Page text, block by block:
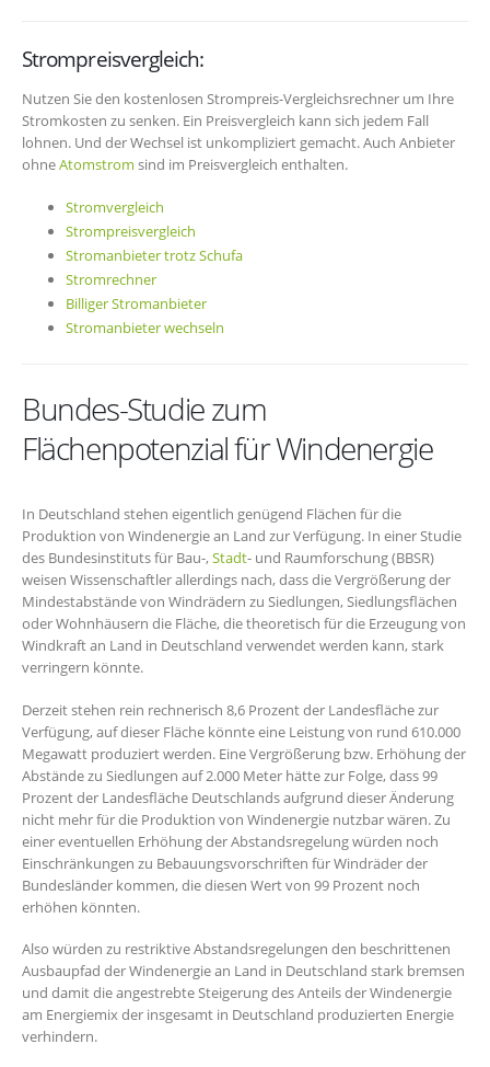
Strompreisvergleich:
Nutzen Sie den kostenlosen Strompreis-Vergleichsrechner um Ihre
Stromkosten zu senken. Ein Preisvergleich kann sich jedem Fall
lohnen. Und der Wechsel ist unkompliziert gemacht. Auch Anbieter
ohneAtomstrom sind im Preisvergleich enthalten.
Stromvergleich
Strompreisvergleich
Stromanbieter trotz Schufa
Stromrechner
Billiger Stromanbieter
Stromanbieter wechseln
Bundes-Studie zum
Flächenpotenzial für Windenergie
In Deutschland stehen eigentlich genügend Flächen für die
Produktion von Windenergie an Land zur Verfügung. In einer Studie
des Bundesinstituts für Bau-,Stadt- und Raumforschung (BBSR)
weisen Wissenschaftler allerdings nach, dass die Vergrößerung der
Mindestabstände von Windrädern zu Siedlungen, Siedlungsflächen
oder Wohnhäusern die Fläche, die theoretisch für die Erzeugung von
Windkraft an Land in Deutschland verwendet werden kann, stark
verringern könnte.
Derzeit stehen rein rechnerisch 8,6 Prozent der Landesfläche zur
Verfügung, auf dieser Fläche könnte eine Leistung von rund 610.000
Megawatt produziert werden. Eine Vergrößerung bzw. Erhöhung der
Abstände zu Siedlungen auf 2.000 Meter hätte zur Folge, dass 99
Prozent der Landesfläche Deutschlands aufgrund dieser Änderung
nicht mehr für die Produktion von Windenergie nutzbar wären. Zu
einer eventuellen Erhöhung der Abstandsregelung würden noch
Einschränkungen zu Bebauungsvorschriften für Windräder der
Bundesländer kommen, die diesen Wert von 99 Prozent noch
erhöhen könnten.
Also würden zu restriktive Abstandsregelungen den beschrittenen
Ausbaupfad der Windenergie an Land in Deutschland stark bremsen
und damit die angestrebte Steigerung des Anteils der Windenergie
am Energiemix der insgesamt in Deutschland produzierten Energie
verhindern.